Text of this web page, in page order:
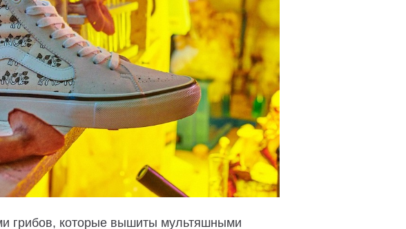
грибов, которые вышиты мультяшными